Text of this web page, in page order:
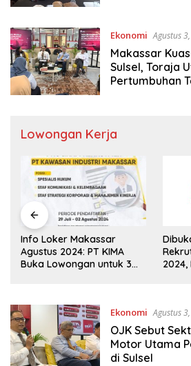
Ekonomi Agustus
Makassar
Sulsel, Toraja
Pertumbuhan
Lowongan Kerja
Info Loker Makassar
Agustus 2024: PT KIMA
Buka Lowongan untuk 3
Dibuka!
2024,
Ekonomi Agustus
OJK Sebut
Motor Utama
di Sulsel